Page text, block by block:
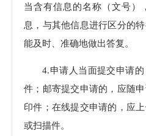
当含有信息的名称（文号）
息，与其他信息进行区分的
能及时、准确地做出答复。
4.申请人当面提交申请
件；邮寄提交申请的，应随
印件；在线提交申请的，应
或扫描件。